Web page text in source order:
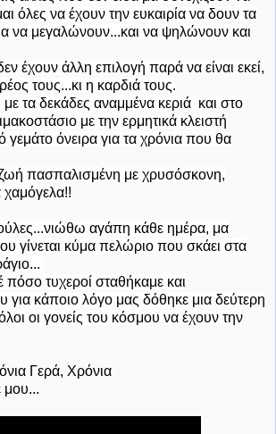
όλες να έχουν την ευκαιρία να δουν τα
να μεγαλώνουν...και να ψηλώνουν και
έχουν άλλη επιλογή παρά να είναι εκεί,
τους...κι η καρδιά τους.
τα δεκάδες αναμμένα κεριά και στο
με την ερμητικά κλειστή
γεμάτο όνειρα για τα χρόνια που θα
ζωή πασπαλισμένη με χρυσόσκονη,
χαμόγελα!!
αγάπη κάθε ημέρα, μα
γίνεται κύμα πελώριο που σκάει στα
πόσο τυχεροί σταθήκαμε και
κάποιο λόγο μας δόθηκε μια δεύτερη
οι γονείς του κόσμου να έχουν την
Γερά, Χρόνια
μου...